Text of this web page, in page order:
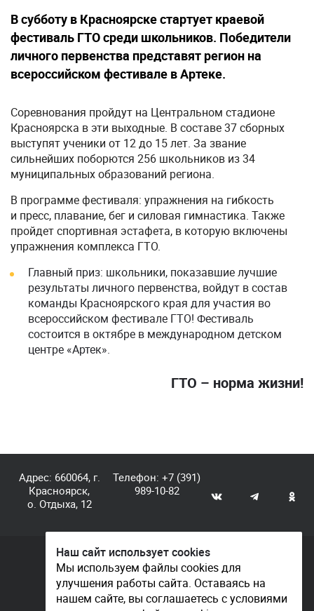
В субботу в Красноярске стартует краевой
фестиваль ГТО среди школьников. Победители
личного первенства представят регион на
всероссийском фестивале в Артеке.
Соревнования пройдут на Центральном стадионе
Красноярска в эти выходные. В составе 37 сборных
выступят ученики от 12 до 15 лет. За звание
сильнейших поборются 256 школьников из 34
муниципальных образований региона.
В программе фестиваля: упражнения на гибкость
и пресс, плавание, бег и силовая гимнастика. Также
пройдет спортивная эстафета, в которую включены
упражнения комплекса ГТО.
Главный приз: школьники, показавшие лучшие
результаты личного первенства, войдут в состав
команды Красноярского края для участия во
всероссийском фестивале ГТО! Фестиваль
состоится в октябре в международном детском
центре «Артек».
ГТО – норма жизни!
Адрес: 660064, г.
Красноярск,
о. Отдыха, 12
Телефон:+7 (391)
989-10-82
© КГАУ «Центр спортивной подготовки», 2026
Документы
Политика конфиденциальности
Наш сайт использует cookies
Мы используем файлы cookies для
улучшения работы сайта. Оставаясь на
нашем сайте, вы соглашаетесь с условиями